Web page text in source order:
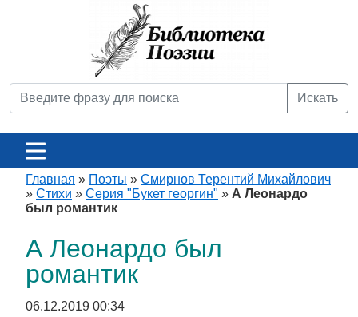
Искать
Главная » Поэты » Смирнов Терентий Михайлович
» Стихи » Серия "Букет георгин" » А Леонардо
был романтик
А Леонардо был
романтик
06.12.2019 00:34